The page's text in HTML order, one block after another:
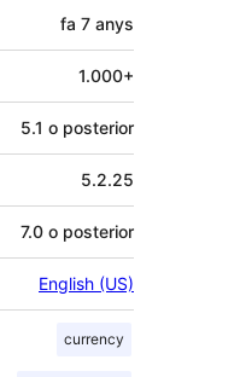
fa 7 anys
1.000+
5.1 o posterior
5.2.25
7.0 o posterior
English (US)
currency